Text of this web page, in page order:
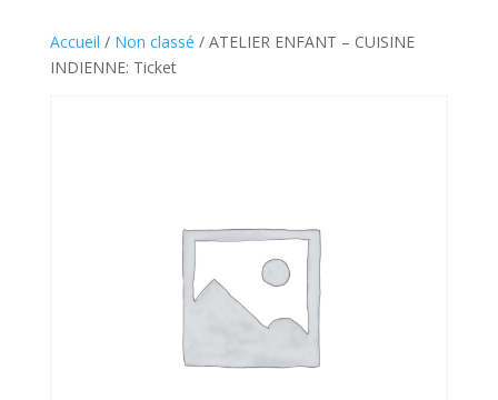
Accueil / Non classé / ATELIER ENFANT – CUISINE
INDIENNE: Ticket